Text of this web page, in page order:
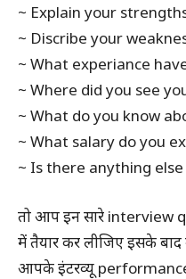
~ Explain your
~ Discribe your
~ What experiance
~ Where did you see
~ What do you know
~ What salary do you
~ Is there anything
तो आप इन सारे interview
में तैयार कर लीजिए इसके
आपके इंटरव्यू performance